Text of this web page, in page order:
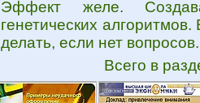
Эффект желе.
генетических
делать, если нет вопросов.
Всего в